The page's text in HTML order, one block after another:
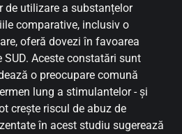
de utilizare a substanțelor
comparative, inclusiv o
oferă dovezi în favoarea
SUD. Aceste constatări sunt
o preocupare comună
lung a stimulantelor - și
crește riscul de abuz de
în acest studiu sugerează